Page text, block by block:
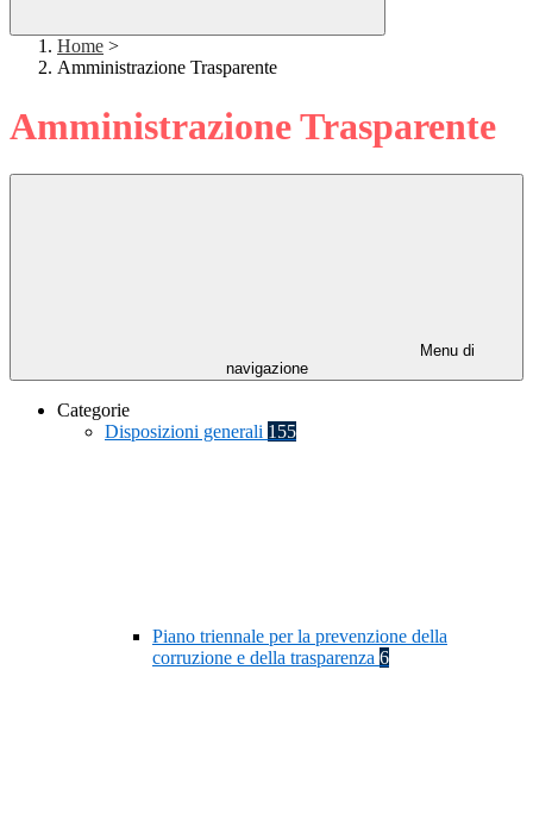
Home >
Amministrazione Trasparente
Amministrazione Trasparente
Menu di
navigazione
Categorie
Disposizioni generali 155
Piano triennale per la prevenzione della
corruzione e della trasparenza 6